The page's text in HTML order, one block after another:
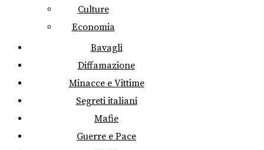
Culture
Economia
Bavagli
Diffamazione
Minacce e Vittime
Segreti italiani
Mafie
Guerre e Pace